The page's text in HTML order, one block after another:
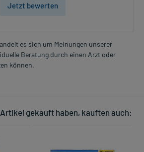
Jetzt bewerten
es sich um Meinungen unserer
Beratung durch einen Arzt oder
können.
gekauft haben, kauften auch: